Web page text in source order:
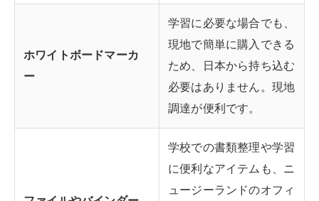
ホワイトボードマーカ
ー
学習に必要な場合でも、
現地で簡単に購入できる
ため、日本から持ち込む
必要はありません。現地
調達が便利です。
学校での書類整理や学習
に便利なアイテムも、ニ
ュージーランドのオフィ